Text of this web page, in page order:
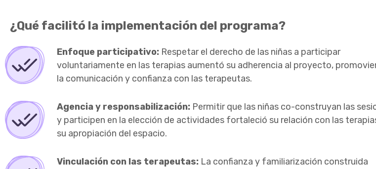
¿Qué facilitó la implementación del programa?
Enfoque participativo: Respetar el derecho de las niñas a participar
voluntariamente en las terapias aumentó su adherencia al proyecto,
la comunicación y confianza con las terapeutas.
Agencia y responsabilización: Permitir que las niñas co-construyan las
y participen en la elección de actividades fortaleció su relación con las
su apropiación del espacio.
Vinculación con las terapeutas: La confianza y familiarización construida